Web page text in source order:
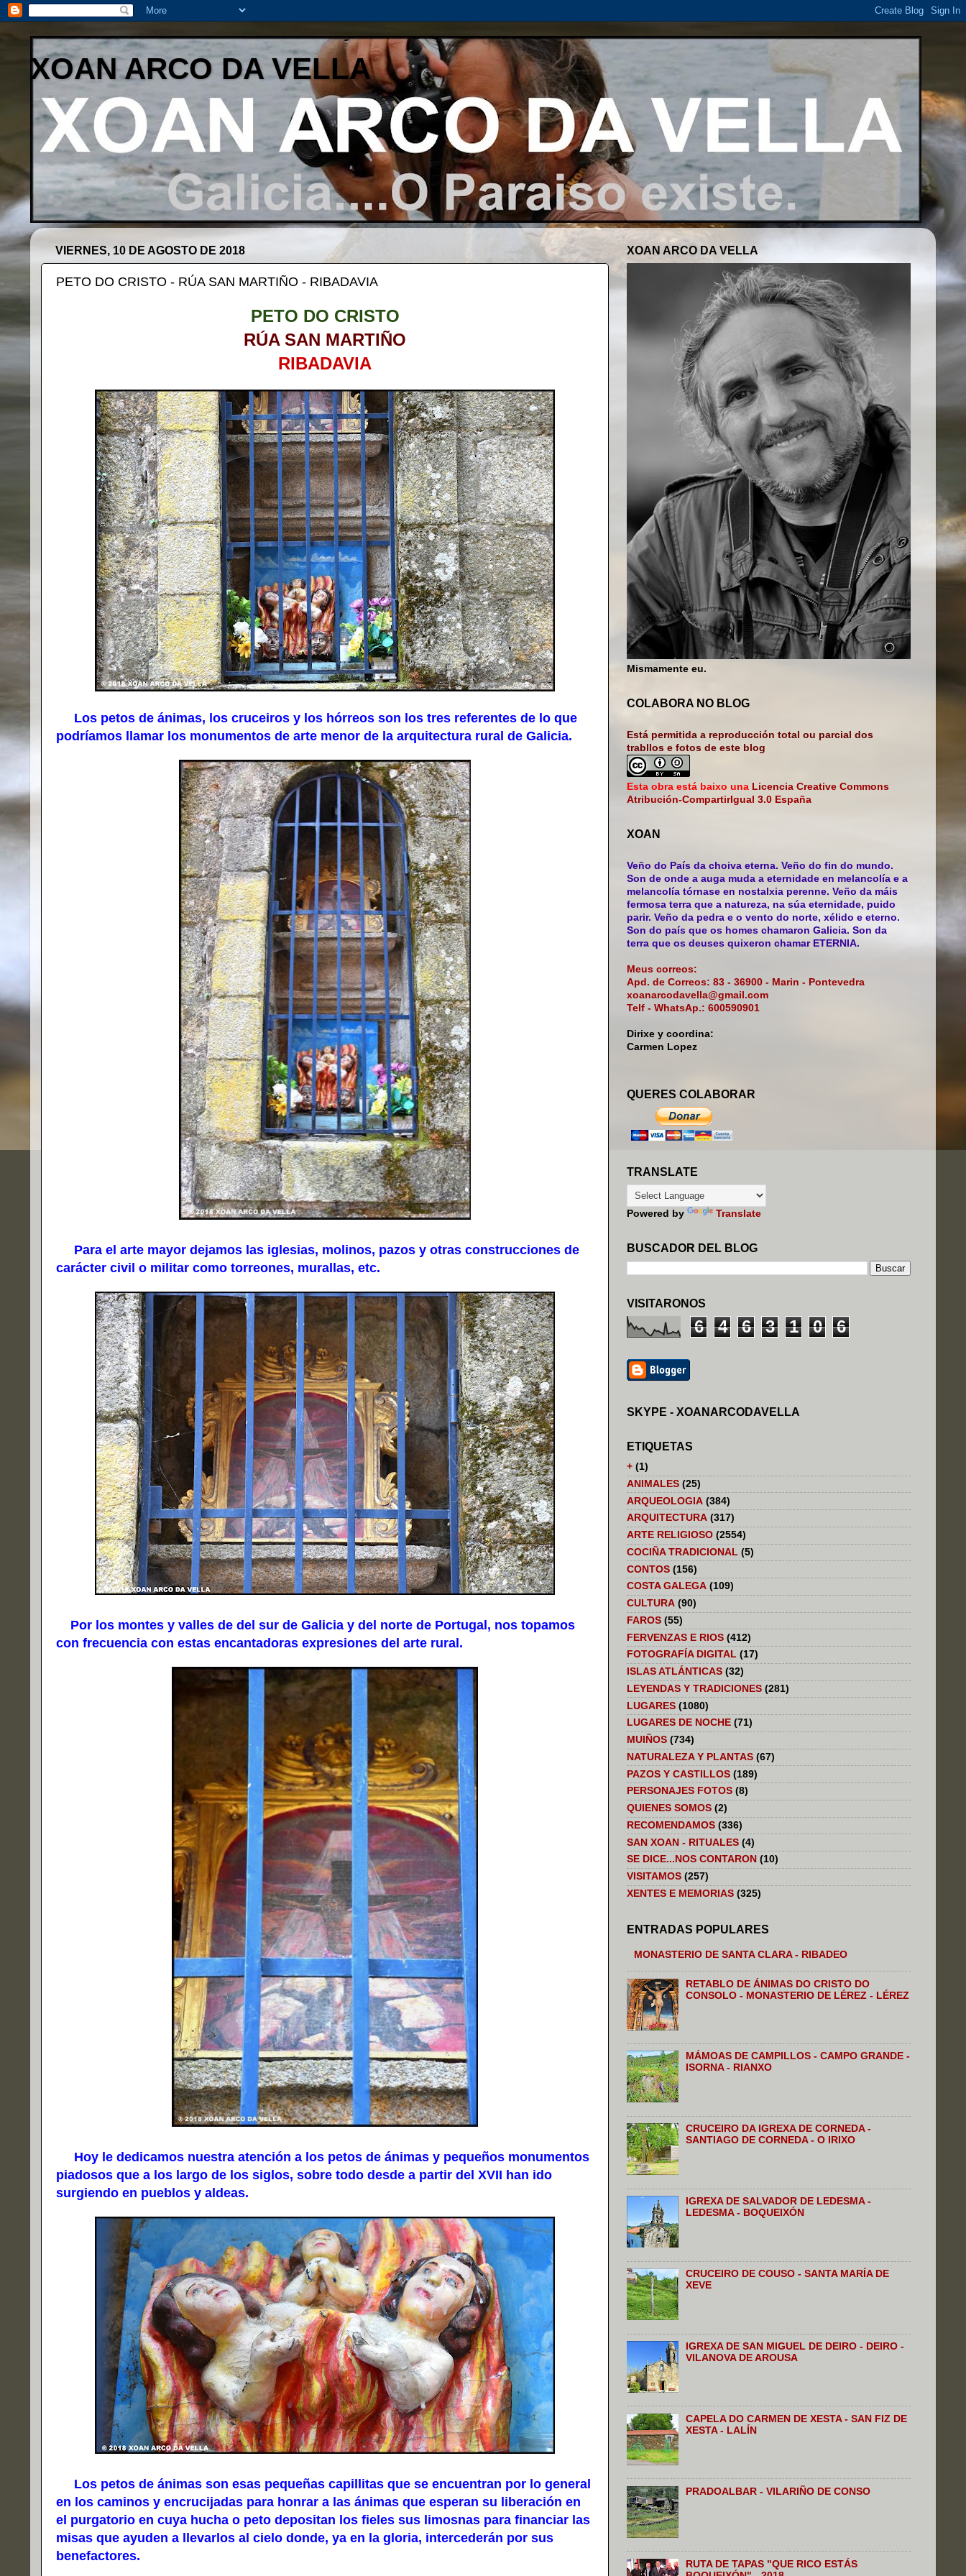
XOAN ARCO DA VELLA
VIERNES, 10 DE AGOSTO DE 2018
PETO DO CRISTO - RÚA SAN MARTIÑO - RIBADAVIA
PETO DO CRISTO
RÚA SAN MARTIÑO
RIBADAVIA
Los petos de ánimas, los cruceiros y los hórreos son los tres referentes de lo que
podríamos llamar los monumentos de arte menor de la arquitectura rural de Galicia.
Para el arte mayor dejamos las iglesias, molinos, pazos y otras construcciones de
carácter civil o militar como torreones, murallas, etc.
Por los montes y valles de del sur de Galicia y del norte de Portugal, nos topamos
con frecuencia con estas encantadoras expresiones del arte rural.
Hoy le dedicamos nuestra atención a los petos de ánimas y pequeños monumentos
piadosos que a los largo de los siglos, sobre todo desde a partir del XVII han ido
surgiendo en pueblos y aldeas.
Los petos de ánimas son esas pequeñas capillitas que se encuentran por lo general
en los caminos y encrucijadas para honrar a las ánimas que esperan su liberación en
el purgatorio en cuya hucha o peto depositan los fieles sus limosnas para financiar las
misas que ayuden a llevarlos al cielo donde, ya en la gloria, intercederán por sus
benefactores.
XOAN ARCO DA VELLA
Mismamente eu.
COLABORA NO BLOG
Está permitida a reproducción total ou parcial dos
trabllos e fotos de este blog
Esta obra está baixo una Licencia Creative Commons
Atribución-CompartirIgual 3.0 España
XOAN
Veño do País da choiva eterna. Veño do fin do mundo.
Son de onde a auga muda a eternidade en melancolía e a
melancolía tórnase en nostalxia perenne. Veño da máis
fermosa terra que a natureza, na súa eternidade, puido
parir. Veño da pedra e o vento do norte, xélido e eterno.
Son do país que os homes chamaron Galicia. Son da
terra que os deuses quixeron chamar ETERNIA.
Meus correos:
Apd. de Correos: 83 - 36900 - Marin - Pontevedra
xoanarcodavella@gmail.com
Telf - WhatsAp.: 600590901
Dirixe y coordina:
Carmen Lopez
QUERES COLABORAR
TRANSLATE
Powered by Translate
BUSCADOR DEL BLOG
VISITARONOS
6 4 6 3 1 0 6
SKYPE - XOANARCODAVELLA
ETIQUETAS
+ (1)
ANIMALES (25)
ARQUEOLOGIA (384)
ARQUITECTURA (317)
ARTE RELIGIOSO (2554)
COCIÑA TRADICIONAL (5)
CONTOS (156)
COSTA GALEGA (109)
CULTURA (90)
FAROS (55)
FERVENZAS E RIOS (412)
FOTOGRAFÍA DIGITAL (17)
ISLAS ATLÁNTICAS (32)
LEYENDAS Y TRADICIONES (281)
LUGARES (1080)
LUGARES DE NOCHE (71)
MUIÑOS (734)
NATURALEZA Y PLANTAS (67)
PAZOS Y CASTILLOS (189)
PERSONAJES FOTOS (8)
QUIENES SOMOS (2)
RECOMENDAMOS (336)
SAN XOAN - RITUALES (4)
SE DICE...NOS CONTARON (10)
VISITAMOS (257)
XENTES E MEMORIAS (325)
ENTRADAS POPULARES
MONASTERIO DE SANTA CLARA - RIBADEO
RETABLO DE ÁNIMAS DO CRISTO DO
CONSOLO - MONASTERIO DE LÉREZ - LÉREZ
MÁMOAS DE CAMPILLOS - CAMPO GRANDE -
ISORNA - RIANXO
CRUCEIRO DA IGREXA DE CORNEDA -
SANTIAGO DE CORNEDA - O IRIXO
IGREXA DE SALVADOR DE LEDESMA -
LEDESMA - BOQUEIXÓN
CRUCEIRO DE COUSO - SANTA MARÍA DE
XEVE
IGREXA DE SAN MIGUEL DE DEIRO - DEIRO -
VILANOVA DE AROUSA
CAPELA DO CARMEN DE XESTA - SAN FIZ DE
XESTA - LALÍN
PRADOALBAR - VILARIÑO DE CONSO
RUTA DE TAPAS "QUE RICO ESTÁS